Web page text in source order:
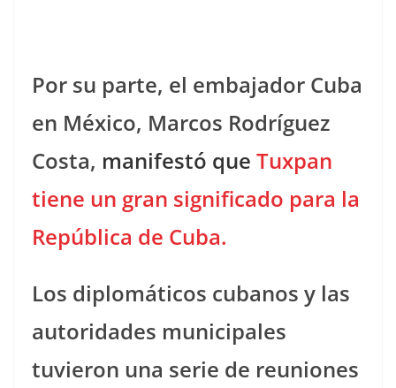
Por su parte, el embajador Cuba
en México, Marcos Rodríguez
Costa, manifestó que Tuxpan
tiene un gran significado para la
República de Cuba.
Los diplomáticos cubanos y las
autoridades municipales
tuvieron una serie de reuniones